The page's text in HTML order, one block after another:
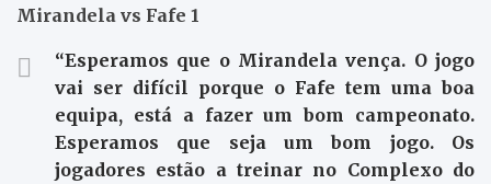
Mirandela vs Fafe 1
“Esperamos que o Mirandela vença. O jogo
vai ser difícil porque o Fafe tem uma boa
equipa, está a fazer um bom campeonato.
Esperamos que seja um bom jogo. Os
jogadores estão a treinar no Complexo do